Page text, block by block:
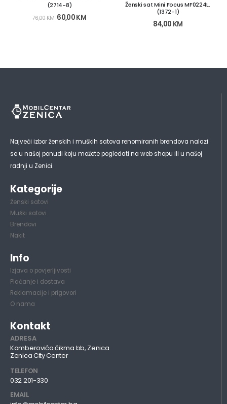
(2714-8)
76,00KM 60,00KM
Ženski sat Mini Focus MF0224L.
(1372-1)
84,00 KM
Najveći izbor ženskih i muških satova renomiranih brendova nalazi
se u našoj ponudi koju možete pogledati na web shopu ili u našoj
radnji u Zenici.
Kategorije
Ženski satovi
Muški satovi
Brendovi
Nakit
Info
Izjava o povjerljivosti
Plaćanje i dostava
Reklamacije i prigovori
O nama
Kontakt
ADRESA
Kamberovića čikma bb, Zenica
Zenica City Center
TELEFON
032 201-330
EMAIL